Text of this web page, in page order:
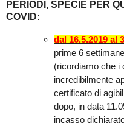
PERIODI, SPECIE PER
COVID:
dal 16.5.2019 al
prime 6
(ricordiamo che i
incredibilmente
certificato di
dopo, in data
incasso